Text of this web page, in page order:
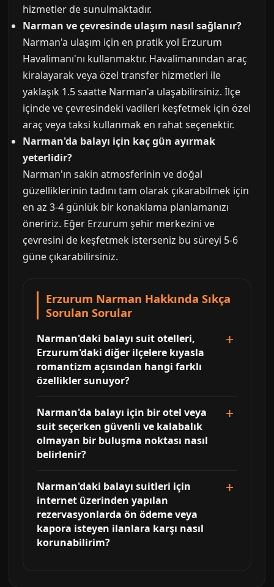
hizmetler de sunulmaktadır.
Narman ve çevresinde ulaşım nasıl sağlanır?
Narman'a ulaşım için en pratik yol Erzurum
Havalimanı'nı kullanmaktır. Havalimanından araç
kiralayarak veya özel transfer hizmetleri ile
yaklaşık 1.5 saatte Narman'a ulaşabilirsiniz. İlçe
içinde ve çevresindeki vadileri keşfetmek için özel
araç veya taksi kullanmak en rahat seçenektir.
Narman'da balayı için kaç gün ayırmak
yeterlidir?
Narman'ın sakin atmosferinin ve doğal
güzelliklerinin tadını tam olarak çıkarabilmek için
en az 3-4 günlük bir konaklama planlamanızı
öneririz. Eğer Erzurum şehir merkezini ve
çevresini de keşfetmek isterseniz bu süreyi 5-6
güne çıkarabilirsiniz.
Erzurum Narman Hakkında Sıkça
Sorulan Sorular
Narman'daki balayı suit otelleri,
Erzurum'daki diğer ilçelere kıyasla
romantizm açısından hangi farklı
özellikler sunuyor?
Narman'da balayı için bir otel veya
suit seçerken güvenli ve kalabalık
olmayan bir buluşma noktası nasıl
belirlenir?
Narman'daki balayı suitleri için
internet üzerinden yapılan
rezervasyonlarda ön ödeme veya
kapora isteyen ilanlara karşı nasıl
korunabilirim?